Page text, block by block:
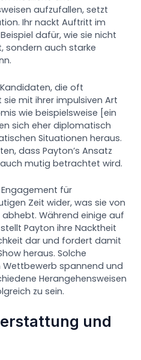
aufzufallen, setzt
Ihr nackt Auftritt im
dafür, wie sie nicht
sondern auch starke
die oft
mit ihrer impulsiven Art
wie beispielsweise [ein
sich eher diplomatisch
Situationen heraus.
dass Payton’s Ansatz
mutig betrachtet wird.
für
Zeit wider, was sie von
Während einige auf
Payton ihre Nacktheit
dar und fordert damit
heraus. Solche
spannend und
Herangehensweisen
zu sein.
und